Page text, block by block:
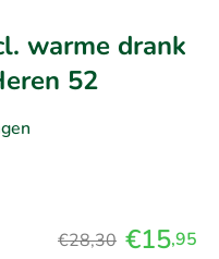
warme drank
52
€28,30 €15,95